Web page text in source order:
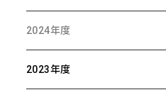
2024年度
2023年度